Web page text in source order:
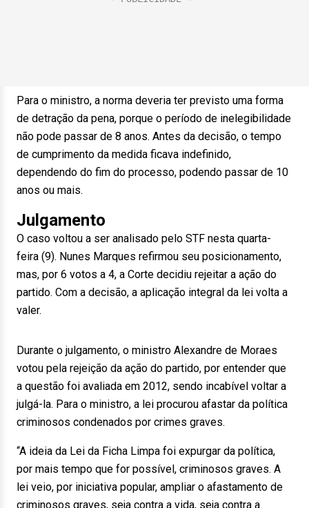
Para o ministro, a norma deveria ter previsto uma forma
de detração da pena, porque o período de inelegibilidade
não pode passar de 8 anos. Antes da decisão, o tempo
de cumprimento da medida ficava indefinido,
dependendo do fim do processo, podendo passar de 10
anos ou mais.
Julgamento
O caso voltou a ser analisado pelo STF nesta quarta-
feira (9). Nunes Marques refirmou seu posicionamento,
mas, por 6 votos a 4, a Corte decidiu rejeitar a ação do
partido. Com a decisão, a aplicação integral da lei volta a
valer.
Durante o julgamento, o ministro Alexandre de Moraes
votou pela rejeição da ação do partido, por entender que
a questão foi avaliada em 2012, sendo incabível voltar a
julgá-la. Para o ministro, a lei procurou afastar da política
criminosos condenados por crimes graves.
“A ideia da Lei da Ficha Limpa foi expurgar da política,
por mais tempo que for possível, criminosos graves. A
lei veio, por iniciativa popular, ampliar o afastamento de
criminosos graves, seja contra a vida, seja contra a